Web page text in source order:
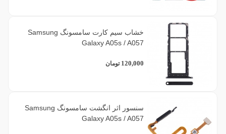
خشاب سیم کارت سامسونگ Samsung
Galaxy A05s / A057
120,000 تومان
سنسور اثر انگشت سامسونگ Samsung
Galaxy A05s / A057